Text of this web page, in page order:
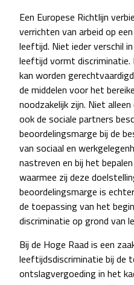
Een Europese Richtlijn
verrichten van arbeid op
leeftijd. Niet ieder verschil
leeftijd vormt discriminatie.
kan worden
de middelen voor het
noodzakelijk zijn. Niet
ook de sociale partners
beoordelingsmarge bij de
van sociaal en
nastreven en bij het
waarmee zij deze
beoordelingsmarge is
de toepassing van het
discriminatie op grond van
Bij de Hoge Raad is een
leeftijdsdiscriminatie bij de
ontslagvergoeding in het